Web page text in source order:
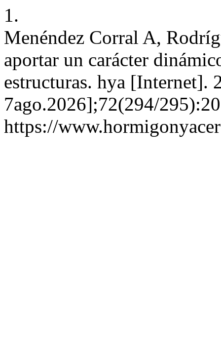
1.
Menéndez Corral A,
aportar un carácter
estructuras. hya [Internet].
7ago.2026];72(294/
https://